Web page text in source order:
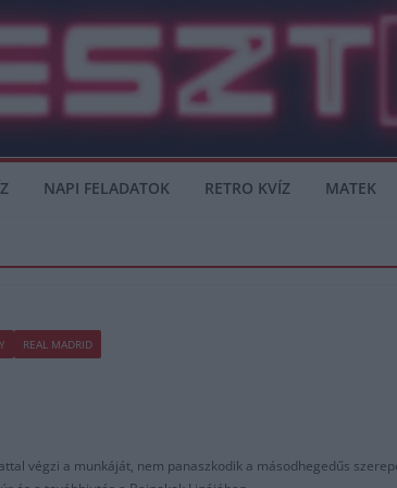
NAPI FELADATOK RETRO KVÍZ MATEK
REAL MADRID
végzi a munkáját, nem panaszkodik a másodhegedűs